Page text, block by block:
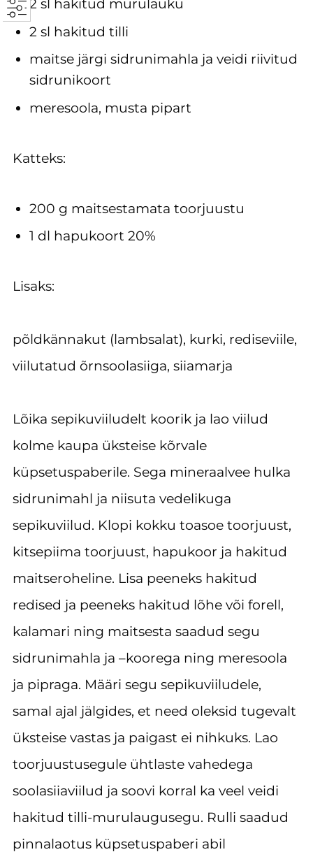
2 sl hakitud murulauku
2 sl hakitud tilli
maitse järgi sidrunimahla ja veidi riivitud
sidrunikoort
meresoola, musta pipart
Katteks:
200 g maitsestamata toorjuustu
1 dl hapukoort 20%
Lisaks:
põldkännakut (lambsalat), kurki, rediseviile,
viilutatud õrnsoolasiiga, siiamarja
Lõika sepikuviiludelt koorik ja lao viilud
kolme kaupa üksteise kõrvale
küpsetuspaberile. Sega mineraalvee hulka
sidrunimahl ja niisuta vedelikuga
sepikuviilud. Klopi kokku toasoe toorjuust,
kitsepiima toorjuust, hapukoor ja hakitud
maitseroheline. Lisa peeneks hakitud
redised ja peeneks hakitud lõhe või forell,
kalamari ning maitsesta saadud segu
sidrunimahla ja –koorega ning meresoola
ja pipraga. Määri segu sepikuviiludele,
samal ajal jälgides, et need oleksid tugevalt
üksteise vastas ja paigast ei nihkuks. Lao
toorjuustusegule ühtlaste vahedega
soolasiiaviilud ja soovi korral ka veel veidi
hakitud tilli-murulaugusegu. Rulli saadud
pinnalaotus küpsetuspaberi abil